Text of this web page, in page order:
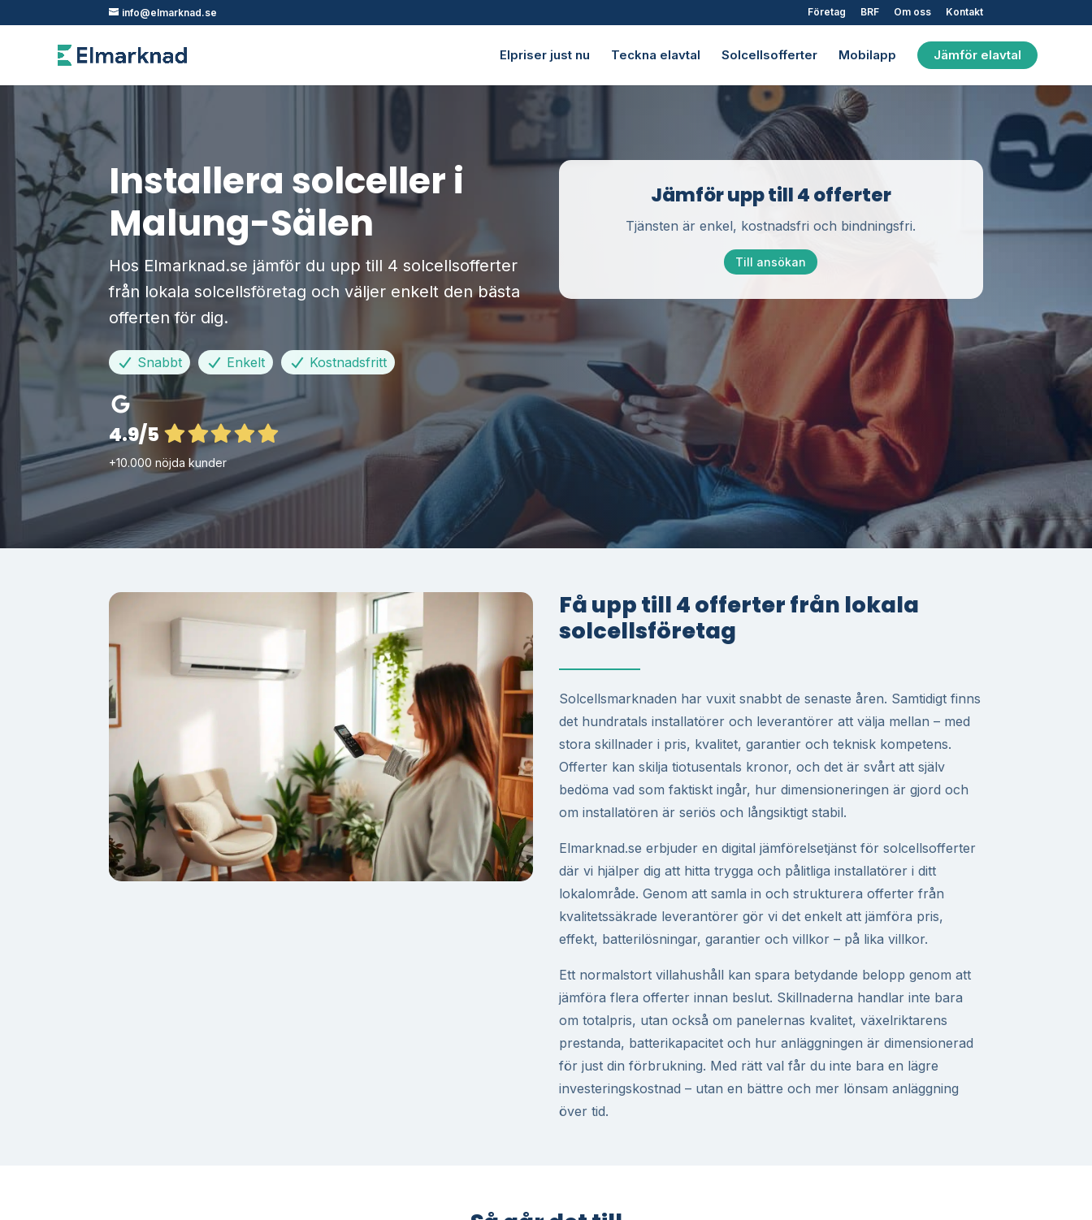
info@elmarknad.se Företag BRF Om oss Kontakt
Elpriser just nu Teckna elavtal Solcellsofferter Mobilapp Jämför elavtal
Installera solceller i
Malung-Sälen
Hos Elmarknad.se jämför du upp till 4 solcellsofferter
från lokala solcellsföretag och väljer enkelt den bästa
offerten för dig.
Snabbt Enkelt Kostnadsfritt
4.9/5
+10.000 nöjda kunder
Jämför upp till 4 offerter
Tjänsten är enkel, kostnadsfri och bindningsfri.
Till ansökan
Få upp till 4 offerter från lokala
solcellsföretag
Solcellsmarknaden har vuxit snabbt de senaste åren. Samtidigt finns
det hundratals installatörer och leverantörer att välja mellan – med
stora skillnader i pris, kvalitet, garantier och teknisk kompetens.
Offerter kan skilja tiotusentals kronor, och det är svårt att själv
bedöma vad som faktiskt ingår, hur dimensioneringen är gjord och
om installatören är seriös och långsiktigt stabil.
Elmarknad.se erbjuder en digital jämförelsetjänst för solcellsofferter
där vi hjälper dig att hitta trygga och pålitliga installatörer i ditt
lokalområde. Genom att samla in och strukturera offerter från
kvalitetssäkrade leverantörer gör vi det enkelt att jämföra pris,
effekt, batterilösningar, garantier och villkor – på lika villkor.
Ett normalstort villahushåll kan spara betydande belopp genom att
jämföra flera offerter innan beslut. Skillnaderna handlar inte bara
om totalpris, utan också om panelernas kvalitet, växelriktarens
prestanda, batterikapacitet och hur anläggningen är dimensionerad
för just din förbrukning. Med rätt val får du inte bara en lägre
investeringskostnad – utan en bättre och mer lönsam anläggning
över tid.